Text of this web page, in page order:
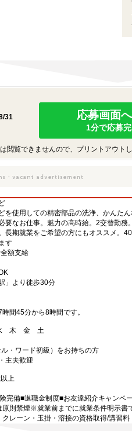
31
応募画面
1分で応募
閲覧できませんので、プリントアウトし
を使用しての精密部品の洗浄、かんた
要なお仕事。魅力の高時給。2交替勤務。
長期就業をご希望の方にもオススメ。
す
額支給
」より徒歩30分
間45分から8時間です。
水 木 金 土
・ワード初級）をお持ちの方
主夫歓迎
上
完備■退職金制度■お友達紹介キャンペ
原則禁煙※就業前までに就業条件明示書
レーン・玉掛・溶接の資格取得/講習料